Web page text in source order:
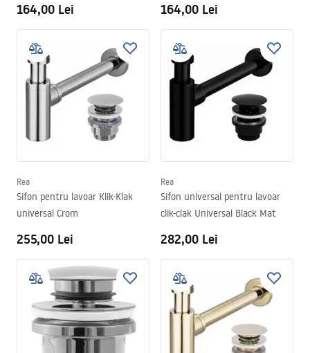
164,00 Lei 164,00 Lei
Rea
Sifon pentru lavoar Klik-Klak
universal Crom
255,00 Lei
Rea
Sifon universal pentru lavoar
clik-clak Universal Black Mat
282,00 Lei